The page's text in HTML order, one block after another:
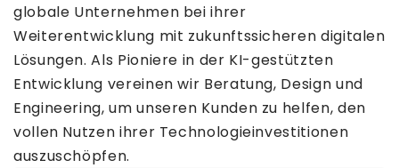
globale Unternehmen bei ihrer
Weiterentwicklung mit zukunftssicheren digitalen
Lösungen. Als Pioniere in der KI-gestützten
Entwicklung vereinen wir Beratung, Design und
Engineering, um unseren Kunden zu helfen, den
vollen Nutzen ihrer Technologieinvestitionen
auszuschöpfen.